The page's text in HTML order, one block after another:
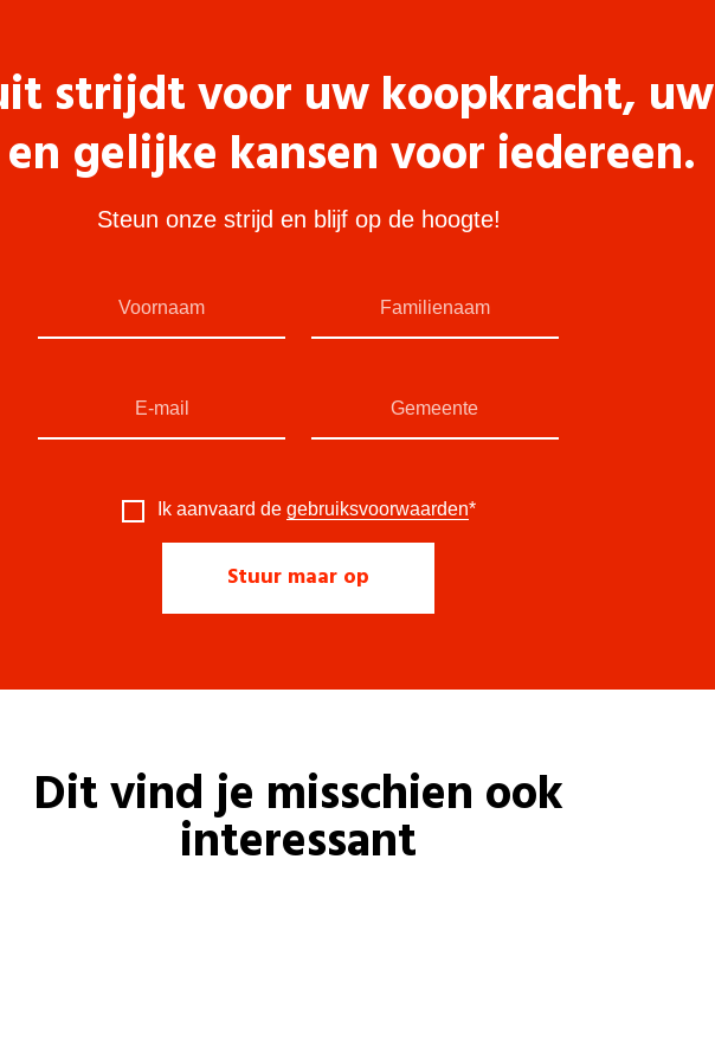
strijdt voor uw koopkracht, uw
gelijke kansen voor iedereen.
Steun onze strijd en blijf op de hoogte!
Ik aanvaard de gebruiksvoorwaarden*
Dit vind je misschien ook
interessant